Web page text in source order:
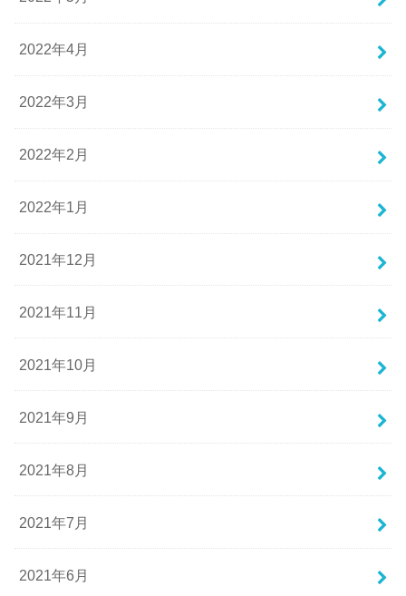
2022年4月
2022年3月
2022年2月
2022年1月
2021年12月
2021年11月
2021年10月
2021年9月
2021年8月
2021年7月
2021年6月